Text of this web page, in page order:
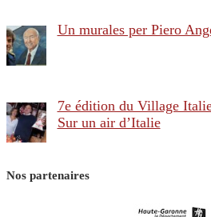
Un murales per Piero
7e édition du Village
Sur un air d’Italie
Nos partenaires